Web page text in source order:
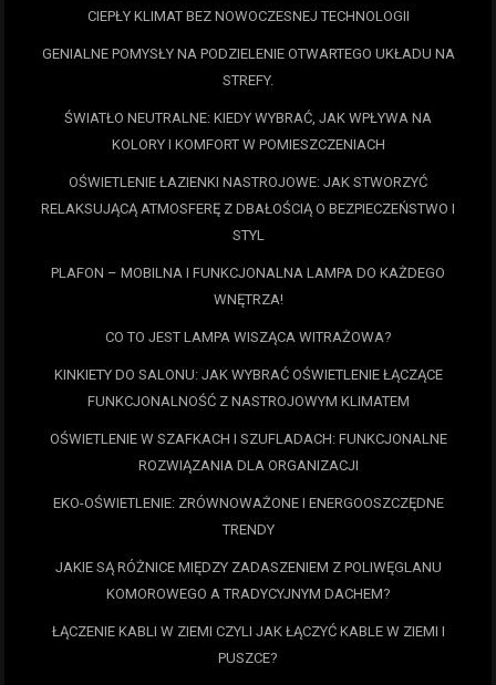
CIEPŁY KLIMAT BEZ NOWOCZESNEJ TECHNOLOGII
GENIALNE POMYSŁY NA PODZIELENIE OTWARTEGO UKŁADU NA
STREFY.
ŚWIATŁO NEUTRALNE: KIEDY WYBRAĆ, JAK WPŁYWA NA
KOLORY I KOMFORT W POMIESZCZENIACH
OŚWIETLENIE ŁAZIENKI NASTROJOWE: JAK STWORZYĆ
RELAKSUJĄCĄ ATMOSFERĘ Z DBAŁOŚCIĄ O BEZPIECZEŃSTWO I
STYL
PLAFON – MOBILNA I FUNKCJONALNA LAMPA DO KAŻDEGO
WNĘTRZA!
CO TO JEST LAMPA WISZĄCA WITRAŻOWA?
KINKIETY DO SALONU: JAK WYBRAĆ OŚWIETLENIE ŁĄCZĄCE
FUNKCJONALNOŚĆ Z NASTROJOWYM KLIMATEM
OŚWIETLENIE W SZAFKACH I SZUFLADACH: FUNKCJONALNE
ROZWIĄZANIA DLA ORGANIZACJI
EKO-OŚWIETLENIE: ZRÓWNOWAŻONE I ENERGOOSZCZĘDNE
TRENDY
JAKIE SĄ RÓŻNICE MIĘDZY ZADASZENIEM Z POLIWĘGLANU
KOMOROWEGO A TRADYCYJNYM DACHEM?
ŁĄCZENIE KABLI W ZIEMI CZYLI JAK ŁĄCZYĆ KABLE W ZIEMI I
PUSZCE?